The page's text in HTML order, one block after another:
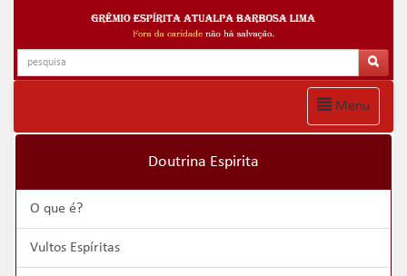
Menu
Doutrina Espirita
O que é?
Vultos Espíritas